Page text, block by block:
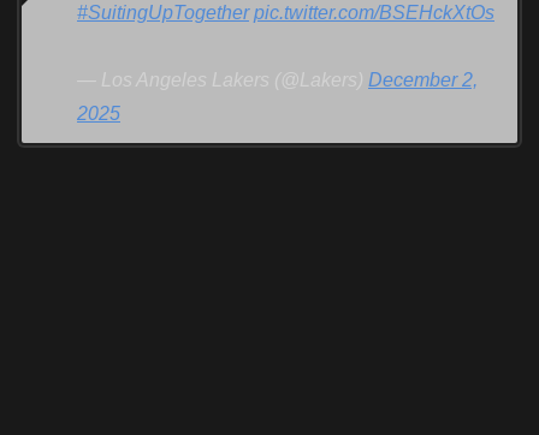
#SuitingUpTogether pic.twitter.com/BSEHckXtOs
— Los Angeles Lakers (@Lakers) December 2,
2025